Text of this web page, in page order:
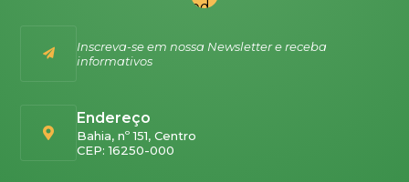
Inscreva-se em nossa Newsletter e receba
informativos
Endereço
Bahia, nº 151, Centro
CEP: 16250-000